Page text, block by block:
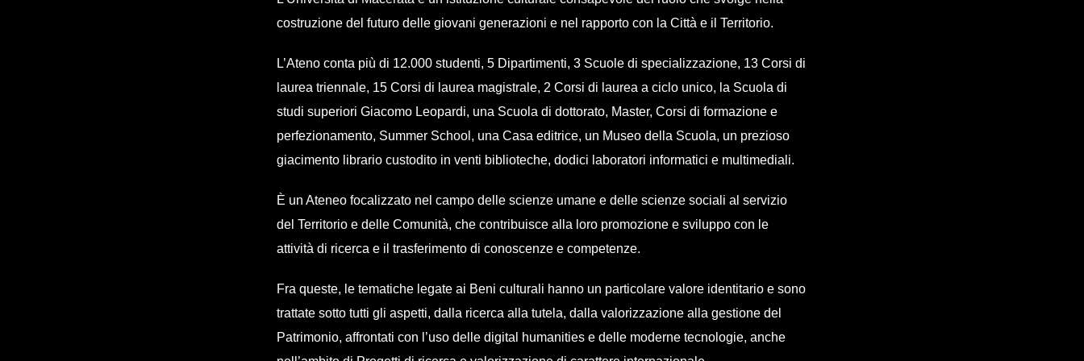
costruzione del futuro delle giovani generazioni e nel rapporto con la Città e il Territorio.
L’Ateno conta più di 12.000 studenti, 5 Dipartimenti, 3 Scuole di specializzazione, 13 Corsi di
laurea triennale, 15 Corsi di laurea magistrale, 2 Corsi di laurea a ciclo unico, la Scuola di
studi superiori Giacomo Leopardi, una Scuola di dottorato, Master, Corsi di formazione e
perfezionamento, Summer School, una Casa editrice, un Museo della Scuola, un prezioso
giacimento librario custodito in venti biblioteche, dodici laboratori informatici e multimediali.
È un Ateneo focalizzato nel campo delle scienze umane e delle scienze sociali al servizio
del Territorio e delle Comunità, che contribuisce alla loro promozione e sviluppo con le
attività di ricerca e il trasferimento di conoscenze e competenze.
Fra queste, le tematiche legate ai Beni culturali hanno un particolare valore identitario e sono
trattate sotto tutti gli aspetti, dalla ricerca alla tutela, dalla valorizzazione alla gestione del
Patrimonio, affrontati con l’uso delle digital humanities e delle moderne tecnologie, anche